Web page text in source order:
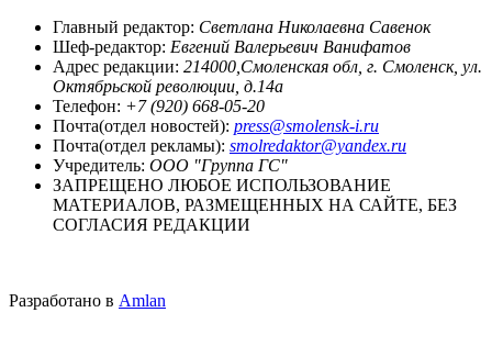
Главный редактор: Светлана Николаевна Савенок
Шеф-редактор: Евгений Валерьевич Ванифатов
Адрес редакции: 214000,Смоленская обл, г. Смоленск, ул.
Октябрьской революции, д.14а
Телефон: +7 (920) 668-05-20
Почта(отдел новостей): press@smolensk-i.ru
Почта(отдел рекламы): smolredaktor@yandex.ru
Учредитель: ООО "Группа ГС"
ЗАПРЕЩЕНО ЛЮБОЕ ИСПОЛЬЗОВАНИЕ
МАТЕРИАЛОВ, РАЗМЕЩЕННЫХ НА САЙТЕ, БЕЗ
СОГЛАСИЯ РЕДАКЦИИ
Разработано в Amlan